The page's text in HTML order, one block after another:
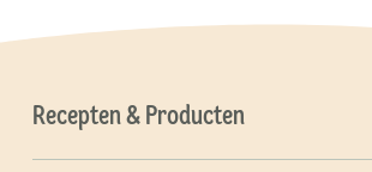
Recepten & Producten